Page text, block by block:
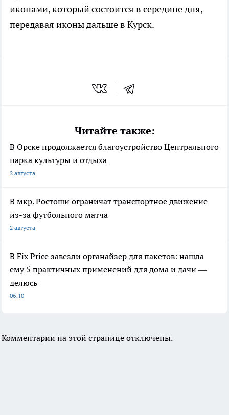
иконами, который состоится в середине дня,
передавая иконы дальше в Курск.
Читайте также:
В Орске продолжается благоустройство Центрального
парка культуры и отдыха
2 августа
В мкр. Ростоши ограничат транспортное движение
из-за футбольного матча
2 августа
В Fix Price завезли органайзер для пакетов: нашла
ему 5 практичных применений для дома и дачи —
делюсь
06:10
Комментарии на этой странице отключены.